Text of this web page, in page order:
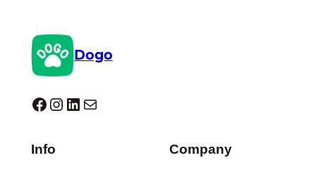
Dogo
Dogo facebook InstagramLinkedIn Correo electrónico
Info Company